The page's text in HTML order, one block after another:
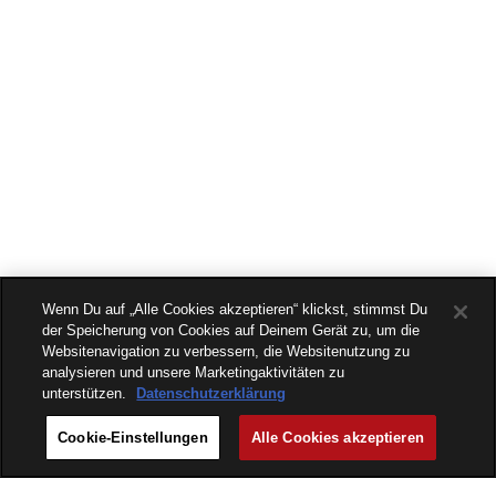
Wenn Du auf „Alle Cookies akzeptieren“ klickst, stimmst Du
der Speicherung von Cookies auf Deinem Gerät zu, um die
Websitenavigation zu verbessern, die Websitenutzung zu
analysieren und unsere Marketingaktivitäten zu
unterstützen.
Datenschutzerklärung
Cookie-Einstellungen Alle Cookies akzeptieren